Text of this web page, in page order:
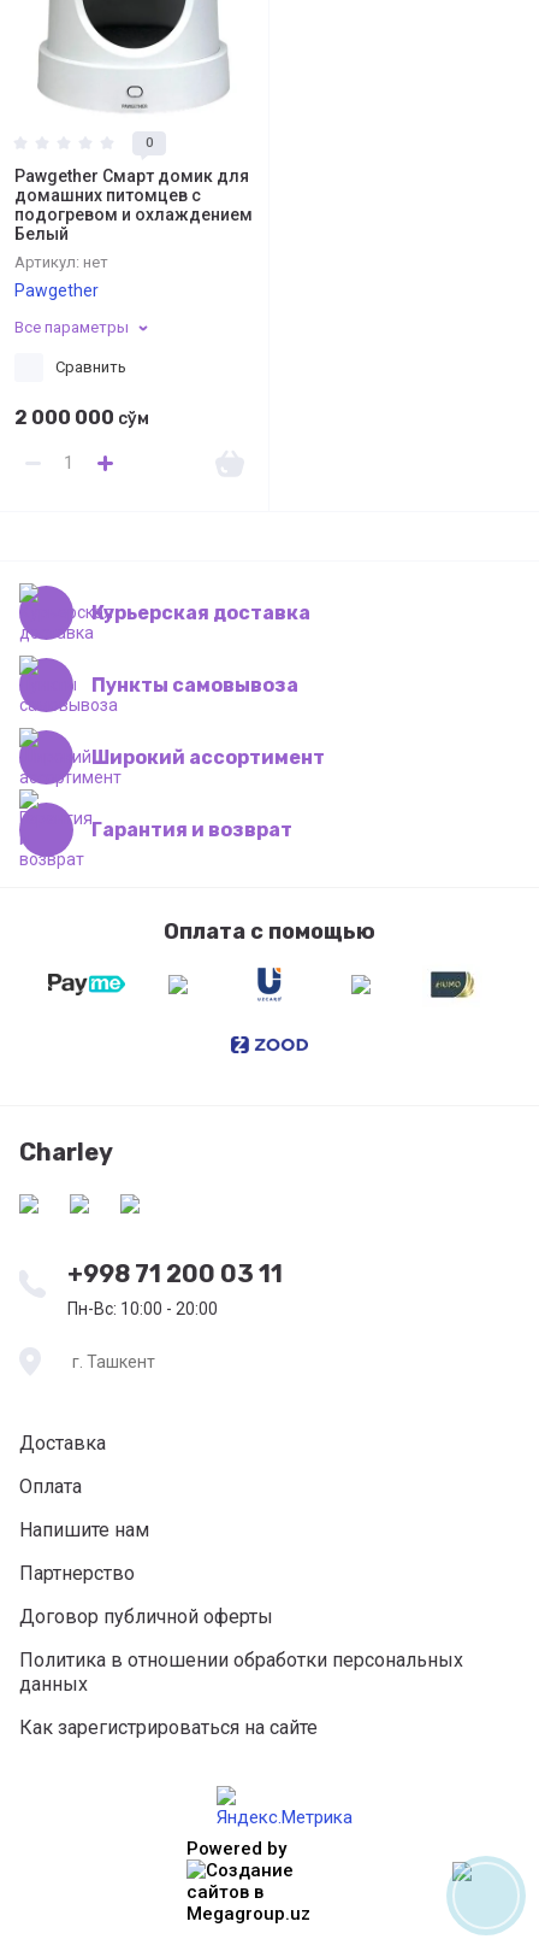
0
Pawgether Смарт домик для
домашних питомцев с
подогревом и охлаждением
Белый
Артикул: нет
Pawgether
Все параметры
Сравнить
2 000 000 сўм
Курьерская доставка
Пункты самовывоза
Широкий ассортимент
Гарантия и возврат
Оплата с помощью
Charley
+998 71 200 03 11
Пн-Вс: 10:00 - 20:00
г. Ташкент
Доставка
Оплата
Напишите нам
Партнерство
Договор публичной оферты
Политика в отношении обработки персональных
данных
Как зарегистрироваться на сайте
Powered by